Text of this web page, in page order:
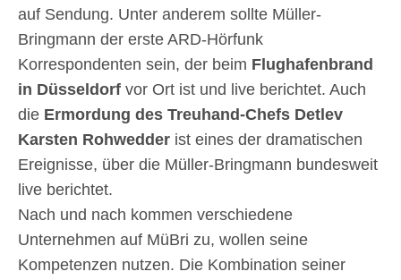
auf Sendung. Unter anderem sollte Müller-
Bringmann der erste ARD-Hörfunk
Korrespondenten sein, der beim Flughafenbrand
in Düsseldorf vor Ort ist und live berichtet. Auch
die Ermordung des Treuhand-Chefs Detlev
Karsten Rohwedder ist eines der dramatischen
Ereignisse, über die Müller-Bringmann bundesweit
live berichtet.
Nach und nach kommen verschiedene
Unternehmen auf MüBri zu, wollen seine
Kompetenzen nutzen. Die Kombination seiner